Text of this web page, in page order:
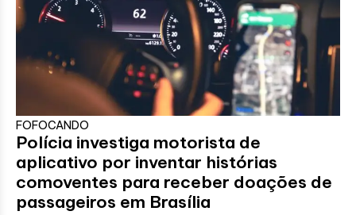
FOFOCANDO
Polícia investiga motorista de
aplicativo por inventar histórias
comoventes para receber doações de
passageiros em Brasília